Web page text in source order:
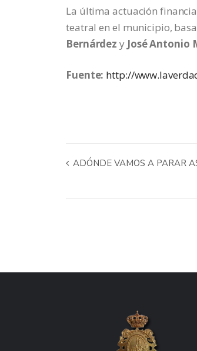
La última actuación
teatral en el municipio,
Bernárdez y José Antonio
Fuente: http://
ADÓNDE VAMOS A PARAR